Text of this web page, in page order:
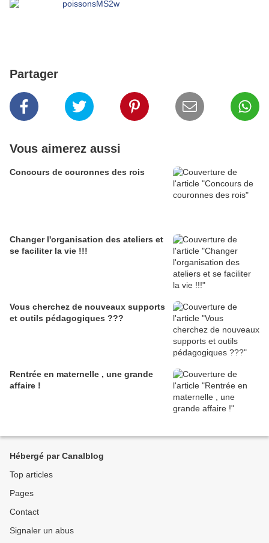
Partager
Vous aimerez aussi
Concours de couronnes des rois
Changer l'organisation des ateliers et
se faciliter la vie !!!
Vous cherchez de nouveaux supports
et outils pédagogiques ???
Rentrée en maternelle , une grande
affaire !
Hébergé par Canalblog
Top articles
Pages
Contact
Signaler un abus